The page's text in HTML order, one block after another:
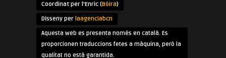
Coordinat per l'Enric (Bòira)
Disseny per laagenciabcn
Aquesta web es presenta només en català. Es
proporcionen traduccions fetes a màquina, però la
qualitat no està garantida.